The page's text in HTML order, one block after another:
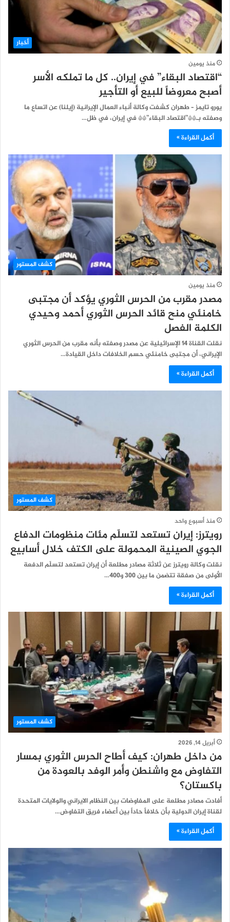
أخبار
منذ يومين
“اقتصاد البقاء” في إيران.. كل ما تملكه الأسر
أصبح معروضاً للبيع أو التأجير
يورو تايمز – طهران كشفت وكالة أنباء العمال الإيرانية (إيلنا) عن اتساع ما
وصفته بـ**”اقتصاد البقاء”** في إيران، في ظل…
أكمل القراءة »
كشف المستور
منذ يومين
مصدر مقرب من الحرس الثوري يؤكد أن مجتبى
خامنئي منح قائد الحرس الثوري أحمد وحيدي
الكلمة الفصل
نقلت القناة 14 الإسرائيلية عن مصدر وصفته بأنه مقرب من الحرس الثوري
الإيراني، أن مجتبى خامنئي حسم الخلافات داخل القيادة…
أكمل القراءة »
كشف المستور
منذ أسبوع واحد
رويترز: إيران تستعد لتسلّم مئات منظومات الدفاع
الجوي الصينية المحمولة على الكتف خلال أسابيع
نقلت وكالة رويترز عن ثلاثة مصادر مطلعة أن إيران تستعد لتسلّم الدفعة
الأولى من صفقة تتضمن ما بين 300 و400…
أكمل القراءة »
كشف المستور
أبريل 14, 2026
من داخل طهران: كيف أطاح الحرس الثوري بمسار
التفاوض مع واشنطن وأمر الوفد بالعودة من
باكستان؟
أفادت مصادر مطلعة على المفاوضات بين النظام الايراني والولايات المتحدة
لقناة إيران الدولية بأن خلافاً حاداً بين أعضاء فريق التفاوض…
أكمل القراءة »